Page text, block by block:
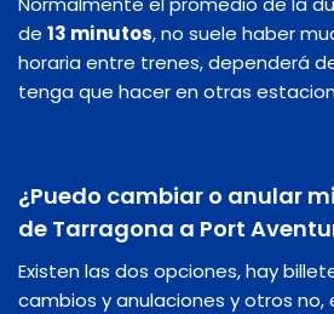
de 13 minutos, no suele haber
horaria entre trenes, dependerá
tenga que hacer en otras
¿Puedo cambiar o anular
de Tarragona a Port
Existen las dos opciones, hay
cambios y anulaciones y otros no,